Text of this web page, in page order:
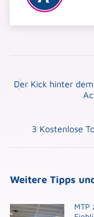
Der Kick hinter
3 Kostenlose
Weitere Tipps
MTP